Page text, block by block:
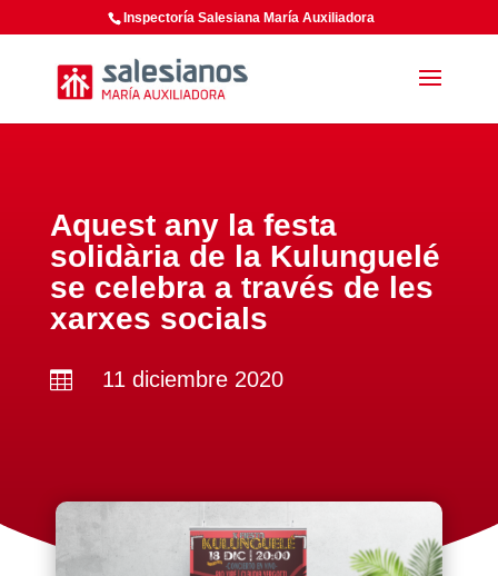
Inspectoría Salesiana María Auxiliadora
Aquest any la festa
solidària de la Kulunguelé
se celebra a través de les
xarxes socials
 11 diciembre 2020